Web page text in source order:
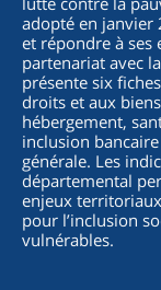
adopté en janvier
et répondre à ses
partenariat avec
présente six
droits et aux
hébergement,
inclusion
générale. Les
départemental
enjeux
pour l’inclusion
vulnérables.